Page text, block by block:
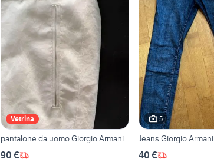
Vetrina
pantalone da uomo Giorgio Armani
90 €
5
Jeans Giorgio Armani
40 €